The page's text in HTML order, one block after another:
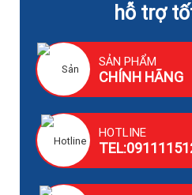
hỗ trợ
SẢN PHẨM
CHÍNH HÃNG
HOTLINE